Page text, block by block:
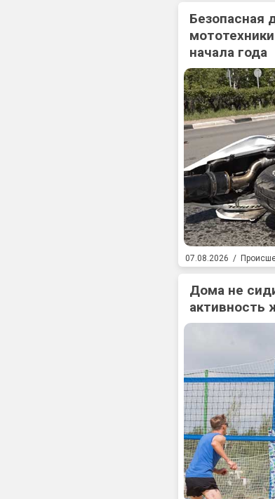
Безопасная
начала года
07.08.2026 /
Дома не
активность